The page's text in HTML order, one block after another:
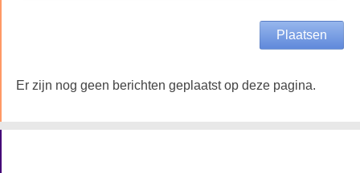
Er zijn nog geen berichten geplaatst op deze pagina.